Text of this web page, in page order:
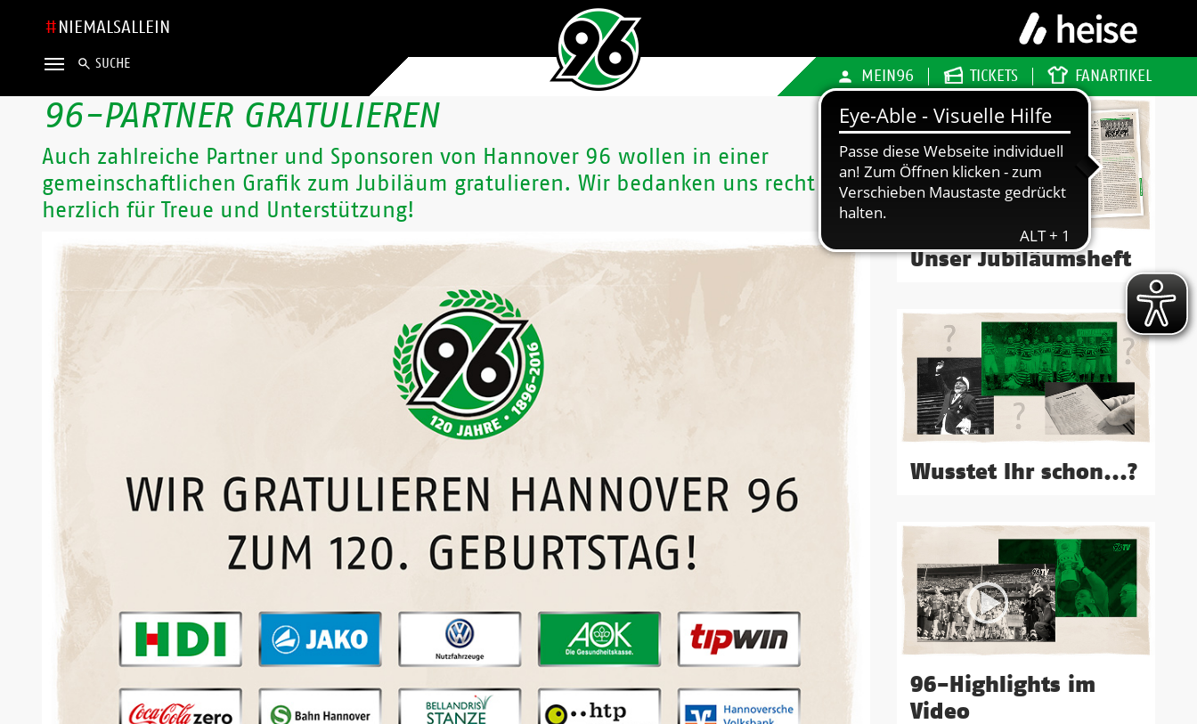
NIEMALSALLEIN
SUCHE
MEIN96 TICKETS FANARTIKEL
96-PARTNER GRATULIEREN
Auch zahlreiche Partner und Sponsoren von Hannover 96 wollen in einer
gemeinschaftlichen Grafik zum Jubiläum gratulieren. Wir bedanken uns recht
herzlich für Treue und Unterstützung!
Unser Jubiläumsheft
Wusstet Ihr schon...?
96-Highlights im
Video